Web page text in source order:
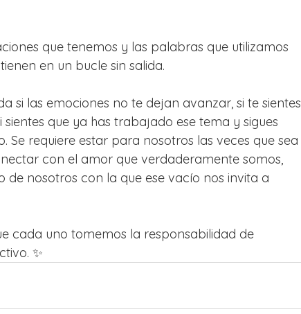
que tenemos y las palabras que utilizamos
en un bucle sin salida.
si las emociones no te dejan avanzar, si te sientes
que ya has trabajado ese tema y sigues
Se requiere estar para nosotros las veces que sea
con el amor que verdaderamente somos,
nosotros con la que ese vacío nos invita a
cada uno tomemos la responsabilidad de
✨